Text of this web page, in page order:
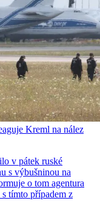
Kreml na nález
v pátek ruské
s výbušninou na
o tom agentura
tímto případem z